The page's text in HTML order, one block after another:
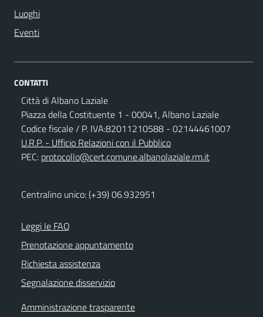
Luoghi
Eventi
CONTATTI
Città di Albano Laziale
Piazza della Costituente 1 - 00041, Albano Laziale
Codice fiscale / P. IVA:82011210588 - 02144461007
U.R.P. - Ufficio Relazioni con il Pubblico
PEC: protocollo@cert.comune.albanolaziale.rm.it
Centralino unico: (+39) 06.932951
Leggi le FAQ
Prenotazione appuntamento
Richiesta assistenza
Segnalazione disservizio
Amministrazione trasparente